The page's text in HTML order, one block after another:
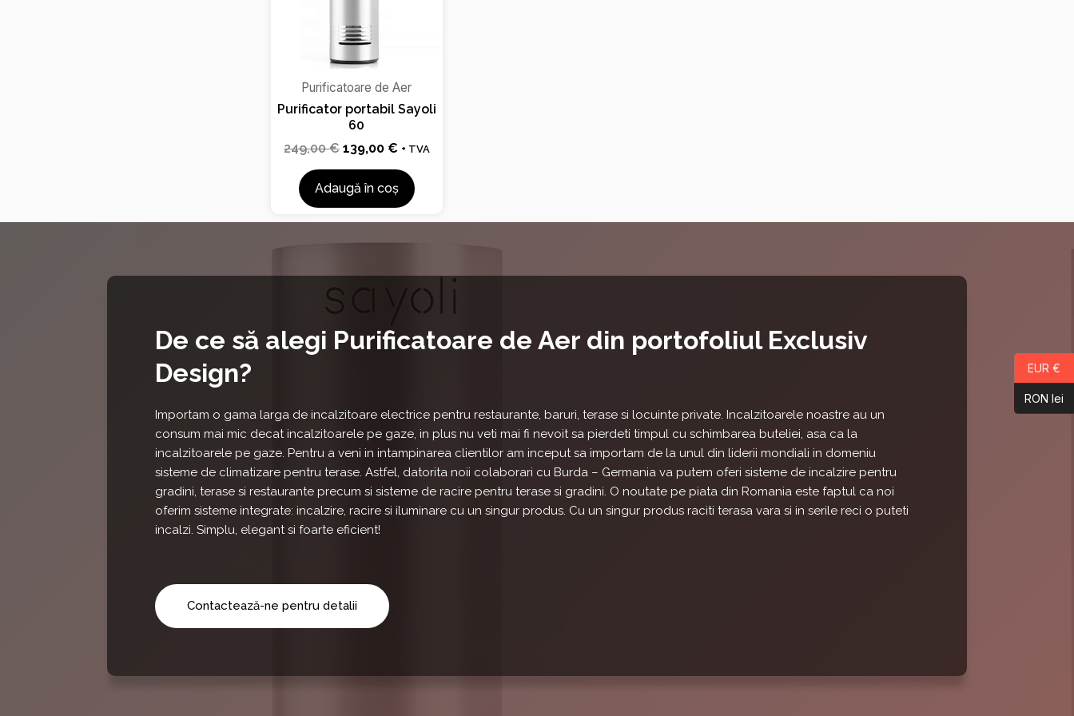
Purificatoare de Aer
Purificator portabil Sayoli
60
249,00€ 139,00 € + TVA
Adaugă în coș
De ce să alegi Purificatoare de Aer din portofoliul Exclusiv
Design?
Importam o gama larga de incalzitoare electrice pentru restaurante, baruri, terase si locuinte private. Incalzitoarele noastre au un
consum mai mic decat incalzitoarele pe gaze, in plus nu veti mai fi nevoit sa pierdeti timpul cu schimbarea buteliei, asa ca la
incalzitoarele pe gaze. Pentru a veni in intampinarea clientilor am inceput sa importam de la unul din liderii mondiali in domeniu
sisteme de climatizare pentru terase. Astfel, datorita noii colaborari cu Burda – Germania va putem oferi sisteme de incalzire pentru
gradini, terase si restaurante precum si sisteme de racire pentru terase si gradini. O noutate pe piata din Romania este faptul ca noi
oferim sisteme integrate: incalzire, racire si iluminare cu un singur produs. Cu un singur produs raciti terasa vara si in serile reci o puteti
incalzi. Simplu, elegant si foarte eficient!
Contactează-ne pentru detalii
EUR €
RON lei